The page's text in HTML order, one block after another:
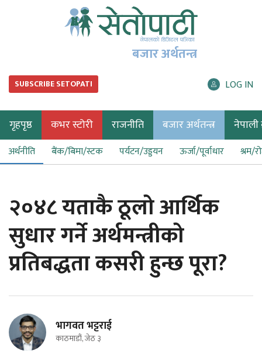
बजार अर्थतन्त्र
SUBSCRIBE SETOPATI LOG IN
गृहपृष्ठ कभर स्टोरी राजनीति बजार अर्थतन्त्र नेपाली
अर्थनीति बैंक/बिमा/स्टक पर्यटन/उड्डयन ऊर्जा/पूर्वाधार श्रम/
२०४८ यताकै ठूलो आर्थिक
सुधार गर्ने अर्थमन्त्रीको
प्रतिबद्धता कसरी हुन्छ पूरा?
भागवत भट्टराई
काठमाडौं, जेठ ३